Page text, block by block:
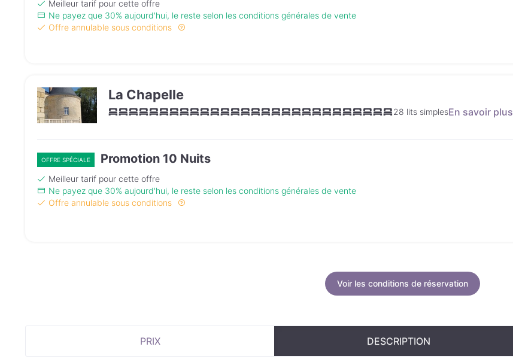
Meilleur tarif pour cette offre
Ne payez que 30% aujourd'hui, le reste selon les conditions générales de vente
Offre annulable sous conditions
La Chapelle
28 lits simplesEn savoir plus
OFFRE SPÉCIALE Promotion 10 Nuits
Meilleur tarif pour cette offre
Ne payez que 30% aujourd'hui, le reste selon les conditions générales de vente
Offre annulable sous conditions
Voir les conditions de réservation
PRIX DESCRIPTION